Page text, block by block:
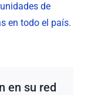
de
en todo el país.
en su red